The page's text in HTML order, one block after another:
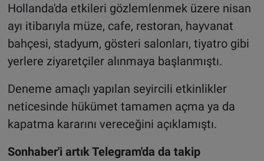
Hollanda'da etkileri gözlemlenmek üzere nisan
ayı itibarıyla müze, cafe, restoran, hayvanat
bahçesi, stadyum, gösteri salonları, tiyatro gibi
yerlere ziyaretçiler alınmaya başlanmıştı.
Deneme amaçlı yapılan seyircili etkinlikler
neticesinde hükümet tamamen açma ya da
kapatma kararını vereceğini açıklamıştı.
Sonhaber'i artık Telegram'da da takip